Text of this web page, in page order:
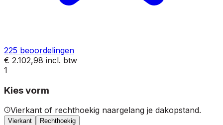
225 beoordelingen
€ 2.102,98 incl. btw
1
Kies vorm
Vierkant of rechthoekig naargelang je dakopstand.
Vierkant Rechthoekig